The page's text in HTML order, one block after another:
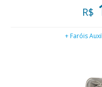
R$
+ Faróis